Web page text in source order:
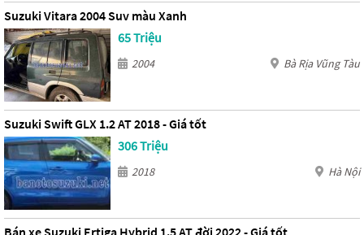
Suzuki Vitara 2004 Suv màu Xanh
65 Triệu
2004 Bà Rịa Vũng Tàu
Suzuki Swift GLX 1.2 AT 2018 - Giá tốt
306 Triệu
2018 Hà Nội
Bán xe Suzuki Ertiga Hybrid 1.5 AT đời 2022 - Giá tốt